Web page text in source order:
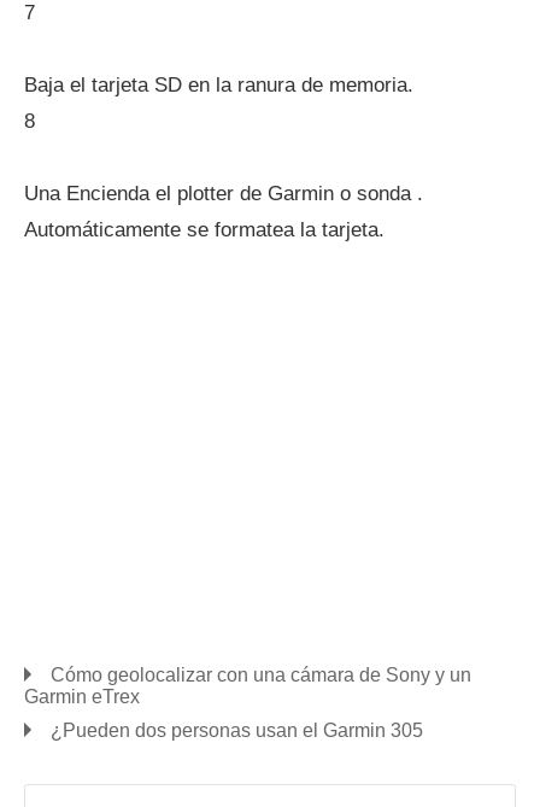
7
Baja el tarjeta SD en la ranura de memoria.
8
Una Encienda el plotter de Garmin o sonda .
Automáticamente se formatea la tarjeta.
Cómo geolocalizar con una cámara de Sony y un
Garmin eTrex
¿Pueden dos personas usan el Garmin 305